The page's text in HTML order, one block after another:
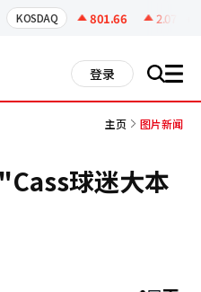
KOSDAQ 801.66 2.07
登录 搜 all
主页 图片新闻
球迷大本